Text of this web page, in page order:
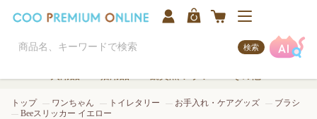
検索
トップ ワンちゃん トイレタリー お手入れ・ケアグッズ
ブラシ
Beeスリッカー イエロー